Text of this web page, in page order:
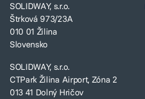
SOLIDWAY, s.r.o.
Štrková 973/23A
010 01 Žilina
Slovensko
SOLIDWAY, s.r.o.
CTPark Žilina Airport, Zóna 2
013 41 Dolný Hričov